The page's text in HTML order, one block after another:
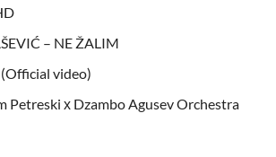
– NE ŽALIM
(Official video)
Petreski х Dzambo Agusev Orchestra